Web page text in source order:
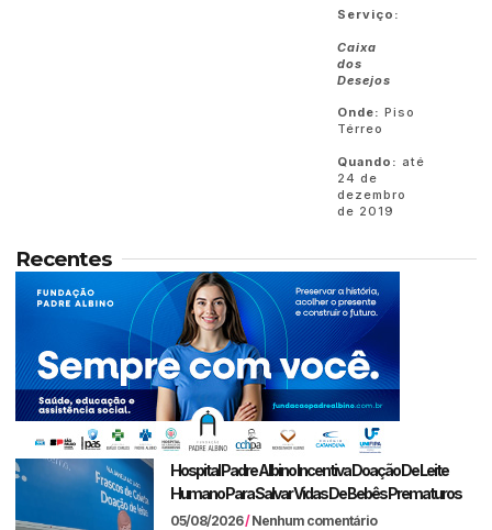
Serviço:
Caixa
dos
Desejos
Onde: Piso
Térreo
Quando: até
24 de
dezembro
de 2019
Recentes
Hospital Padre Albino Incentiva Doação De Leite
Humano Para Salvar Vidas De Bebês Prematuros
05/08/2026 Nenhum comentário